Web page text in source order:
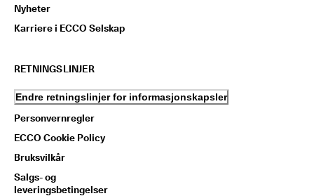
Nyheter
Karriere i ECCO Selskap
RETNINGSLINJER
Endre retningslinjer for informasjonskapsler
Personvernregler
ECCO Cookie Policy
Bruksvilkår
Salgs- og
leveringsbetingelser